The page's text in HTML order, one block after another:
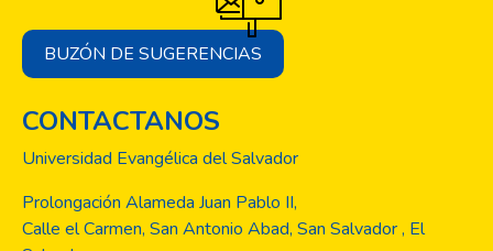
BUZÓN DE SUGERENCIAS
CONTACTANOS
Universidad Evangélica del Salvador
Prolongación Alameda Juan Pablo II,
Calle el Carmen, San Antonio Abad, San Salvador , El